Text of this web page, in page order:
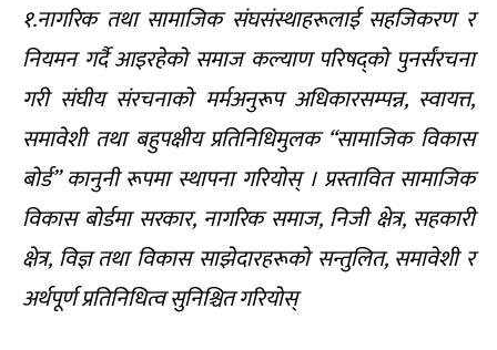
१.नागरिक तथा सामाजिक संघसंस्थाहरूलाई सहजिकरण र
नियमन गर्दै आइरहेको समाज कल्याण परिषद्को पुनर्संरचना
गरी संघीय संरचनाको मर्मअनुरूप अधिकारसम्पन्न, स्वायत्त,
समावेशी तथा बहुपक्षीय प्रतिनिधिमुलक “सामाजिक विकास
बोर्ड” कानुनी रूपमा स्थापना गरियोस् । प्रस्तावित सामाजिक
विकास बोर्डमा सरकार, नागरिक समाज, निजी क्षेत्र, सहकारी
क्षेत्र, विज्ञ तथा विकास साझेदारहरूको सन्तुलित, समावेशी र
अर्थपूर्ण प्रतिनिधित्व सुनिश्चित गरियोस्